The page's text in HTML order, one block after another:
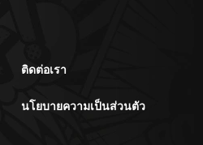
ติดต่อเรา
นโยบายความเป็นส่วนตัว